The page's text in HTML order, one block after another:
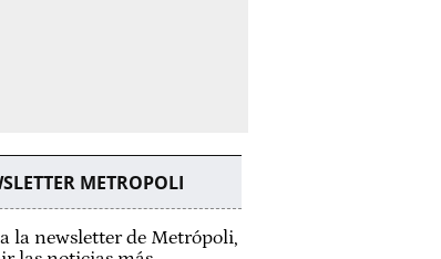
METROPOLI
la newsletter de Metrópoli,